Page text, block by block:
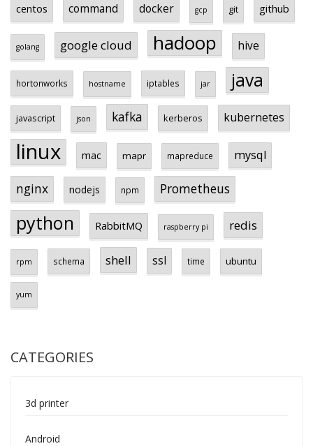
centos command docker gcp git github
golang google cloud hadoop hive
hortonworks hostname iptables jar java
javascript json kafka kerberos kubernetes
linux mac mapr mapreduce mysql
nginx nodejs npm Prometheus
python RabbitMQ raspberry pi redis
rpm schema shell ssl time ubuntu
yum
CATEGORIES
3d printer
Android